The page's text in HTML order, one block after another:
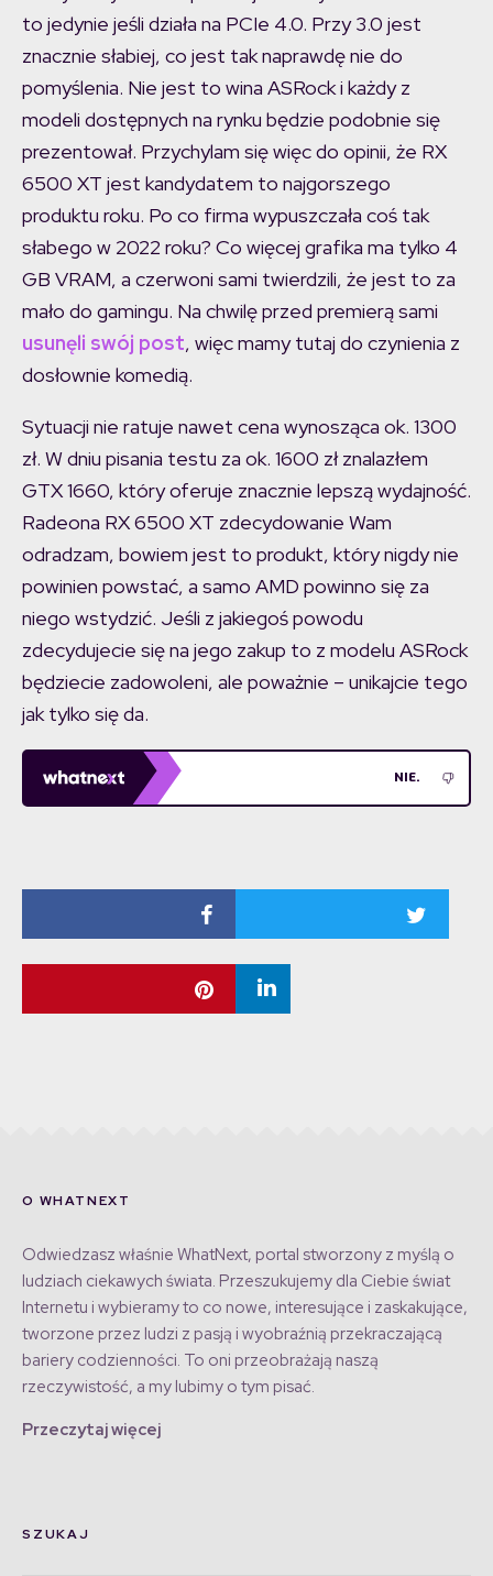
to jedynie jeśli działa na PCIe 4.0. Przy 3.0 jest
znacznie słabiej, co jest tak naprawdę nie do
pomyślenia. Nie jest to wina ASRock i każdy z
modeli dostępnych na rynku będzie podobnie się
prezentował. Przychylam się więc do opinii, że RX
6500 XT jest kandydatem to najgorszego
produktu roku. Po co firma wypuszczała coś tak
słabego w 2022 roku? Co więcej grafika ma tylko 4
GB VRAM, a czerwoni sami twierdzili, że jest to za
mało do gamingu. Na chwilę przed premierą sami
usunęli swój post, więc mamy tutaj do czynienia z
dosłownie komedią.
Sytuacji nie ratuje nawet cena wynosząca ok. 1300
zł. W dniu pisania testu za ok. 1600 zł znalazłem
GTX 1660, który oferuje znacznie lepszą wydajność.
Radeona RX 6500 XT zdecydowanie Wam
odradzam, bowiem jest to produkt, który nigdy nie
powinien powstać, a samo AMD powinno się za
niego wstydzić. Jeśli z jakiegoś powodu
zdecydujecie się na jego zakup to z modelu ASRock
będziecie zadowoleni, ale poważnie – unikajcie tego
jak tylko się da.
NIE.
O WHATNEXT
Odwiedzasz właśnie WhatNext, portal stworzony z myślą o
ludziach ciekawych świata. Przeszukujemy dla Ciebie świat
Internetu i wybieramy to co nowe, interesujące i zaskakujące,
tworzone przez ludzi z pasją i wyobraźnią przekraczającą
bariery codzienności. To oni przeobrażają naszą
rzeczywistość, a my lubimy o tym pisać.
Przeczytaj więcej
SZUKAJ